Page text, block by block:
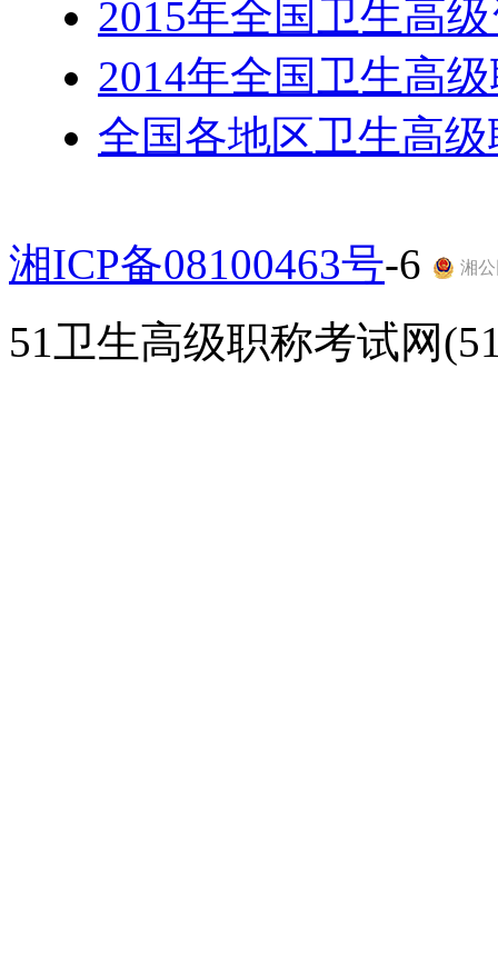
2015年全国卫生高
2014年全国卫生高
全国各地区卫生高
湘ICP备08100463号-6 湘公
51卫生高级职称考试网